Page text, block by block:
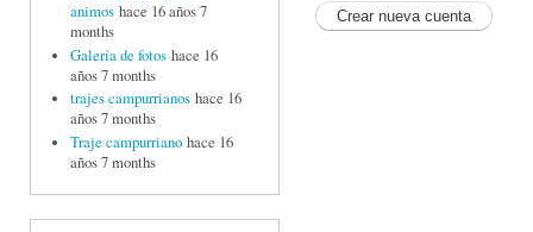
animos hace 16 años 7
months
Galería de fotos hace 16
años 7 months
trajes campurrianos hace 16
años 7 months
Traje campurriano hace 16
años 7 months